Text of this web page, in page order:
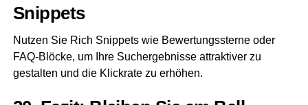
Snippets
Nut­zen Sie Rich Snip­pets wie Bewer­tungs­ster­ne oder
FAQ-Blö­cke, um Ihre Such­ergeb­nis­se attrak­ti­ver zu
gestal­ten und die Klick­ra­te zu erhöhen.